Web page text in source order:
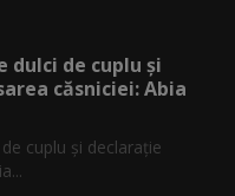
dulci de cuplu și
căsniciei: Abia
cuplu și declarație